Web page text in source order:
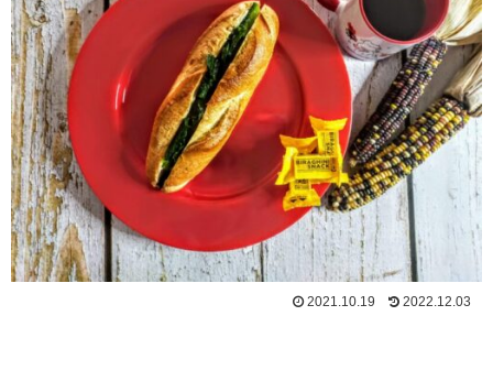
2021.10.19 2022.12.03